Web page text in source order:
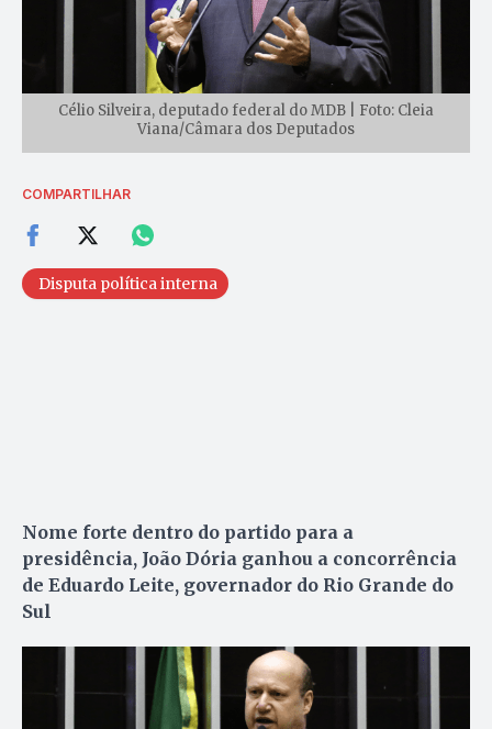
Célio Silveira, deputado federal do MDB | Foto: Cleia
Viana/Câmara dos Deputados
COMPARTILHAR
Disputa política interna
Nome forte dentro do partido para a
presidência, João Dória ganhou a concorrência
de Eduardo Leite, governador do Rio Grande do
Sul